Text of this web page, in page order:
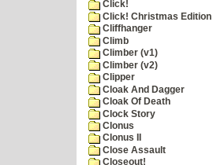
Click!
Click! Christmas Edition
Cliffhanger
Climb
Climber (v1)
Climber (v2)
Clipper
Cloak And Dagger
Cloak Of Death
Clock Story
Clonus
Clonus II
Close Assault
Closeout!